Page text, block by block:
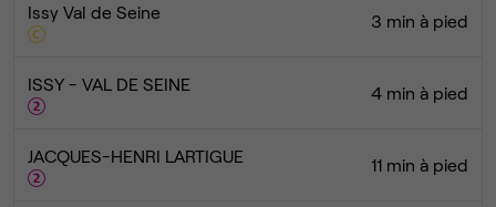
Issy Val de Seine 3 min à pied
ISSY - VAL DE SEINE 4 min à pied
JACQUES-HENRI LARTIGUE 11 min à pied